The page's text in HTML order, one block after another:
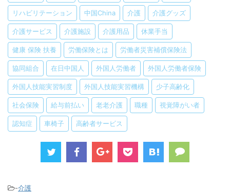
リハビリテーション 中国China 介護 介護グッズ
介護サービス 介護施設 介護用品 休業手当
健康 保険 扶養 労働保険とは 労働者災害補償保険法
協同組合 在日中国人 外国人労働者 外国人労働者保険
外国人技能実習制度 外国人技能実習機構 少子高齢化
社会保険 給与前払い 老老介護 職種 視覚障がい者
認知症 車椅子 高齢者サービス
-介護